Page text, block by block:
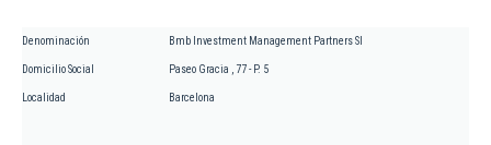
Denominación Bmb Investment Management Partners Sl
Domicilio Social Paseo Gracia , 77 - P. 5
Localidad Barcelona